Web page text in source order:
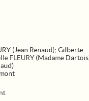
(Jean Renaud); Gilberte
FLEURY (Madame